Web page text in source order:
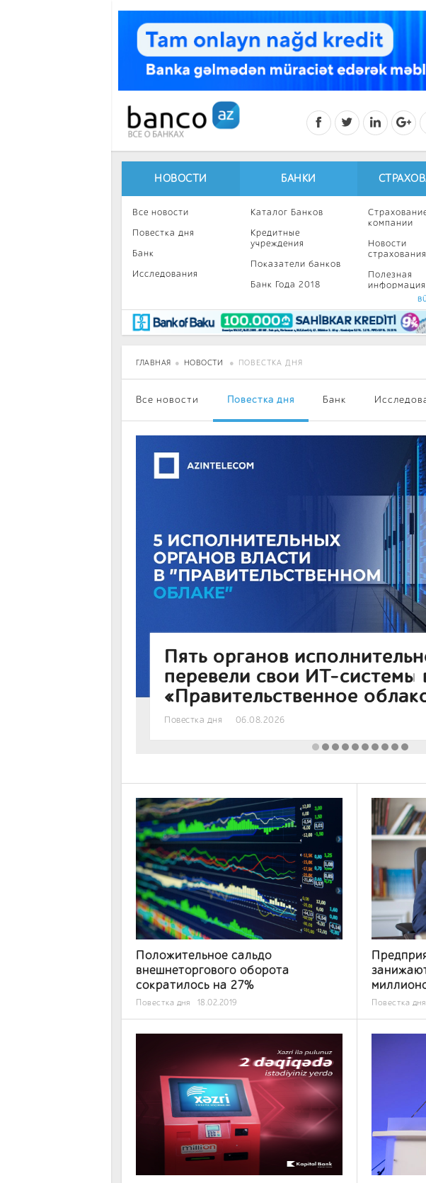
НОВОСТИ
Все новости
Повестка дня
Банк
Исследования
Инвестиции
BancoTV
БАНКИ
Каталог Банков
Кредитные
учреждения
Показатели банков
Банк Года 2018
компании
Новости
страхования
Полезная
информация
калькулятор
ГЛАВНАЯ НОВОСТИ ПОВЕСТКА ДНЯ
Все новости Повестка дня Банк
Спрос на облигации Kapital
втрое превысил объем
Банк 05.08.2026
Положительное сальдо
внешнеторгового оборота
сократилось на 27%
Повестка дня 18.02.2019 Повестка дня